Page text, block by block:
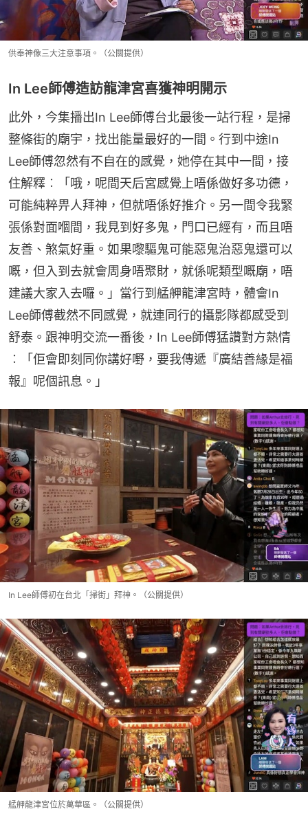
供奉神像三大注意事項。（公關提供）
In Lee師傅造訪龍津宮喜獲神明開示
此外，今集播出In Lee師傅台北最後一站行程，是掃
整條街的廟宇，找出能量最好的一間。行到中途In
Lee師傅忽然有不自在的感覺，她停在其中一間，接
住解釋︰「哦，呢間天后宮感覺上唔係做好多功德，
可能純粹畀人拜神，但就唔係好推介。另一間令我緊
張係對面嗰間，我見到好多鬼，門口已經有，而且唔
友善、煞氣好重。如果嚟驅鬼可能惡鬼治惡鬼還可以
嘅，但入到去就會周身唔聚財，就係呢類型嘅廟，唔
建議大家入去囉。」當行到艋舺龍津宮時，體會In
Lee師傅截然不同感覺，就連同行的攝影隊都感受到
舒泰。跟神明交流一番後，In Lee師傅猛讚對方熱情
︰「佢會即刻同你講好嘢，要我傳遞『廣結善緣是福
報』呢個訊息。」
In Lee師傅初在台北「掃街」拜神。（公關提供）
艋舺龍津宮位於萬華區。（公關提供）